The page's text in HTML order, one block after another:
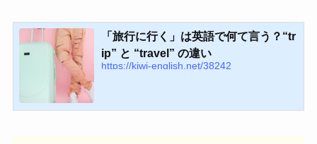
「旅行に行く」は英語で何て言う？“tr
ip” と “travel” の違い
https://kiwi-english.net/38242